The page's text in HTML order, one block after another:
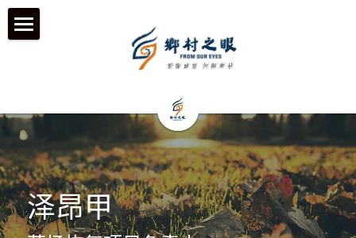
何为「乡村之眼」
我们的历程
工作伙伴 & 项目 & 宣传片
在地合作组织
历年影像
泽昂甲